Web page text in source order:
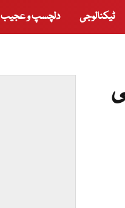
ٹیکنالوجی دلچسپ و عجیب